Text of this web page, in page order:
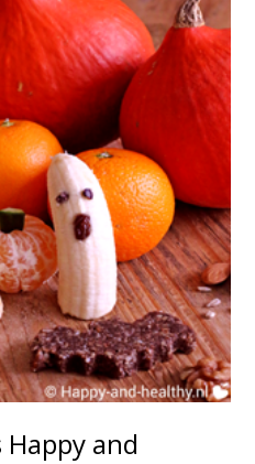
and